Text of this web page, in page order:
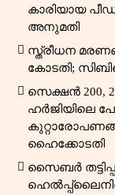
കാരിയായ
അനുമതി
സ്ത്രീധന
കോടതി;
സെക്ഷൻ 200,
ഹർജിയിലെ
ഹൈക്കോടതി
സൈബർ